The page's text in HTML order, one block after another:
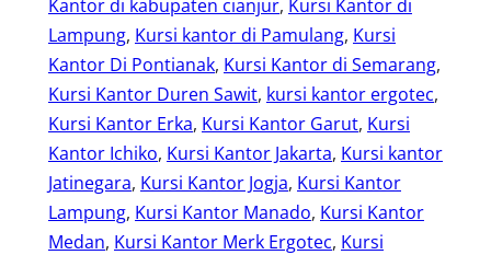
Kantor di kabupaten cianjur, Kursi Kantor di
Lampung, Kursi kantor di Pamulang, Kursi
Kantor Di Pontianak, Kursi Kantor di Semarang
Kursi Kantor Duren Sawit, kursi kantor ergotec
Kursi Kantor Erka, Kursi Kantor Garut, Kursi
Kantor Ichiko, Kursi Kantor Jakarta, Kursi kantor
Jatinegara, Kursi Kantor Jogja, Kursi Kantor
Lampung, Kursi Kantor Manado, Kursi Kantor
Medan, Kursi Kantor Merk Ergotec, Kursi